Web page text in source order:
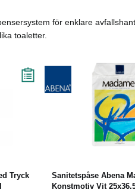
för enklare
toaletter.
Tryck
Sanitetspåse Abena
Konstmotiv Vit
Läs mer